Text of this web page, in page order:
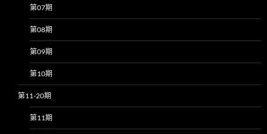
第07期
第08期
第09期
第10期
第11-20期
第11期